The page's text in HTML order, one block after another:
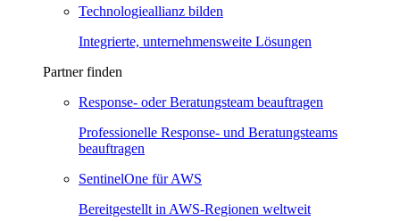
Technologieallianz bilden
Integrierte, unternehmensweite Lösungen
Partner finden
Response- oder Beratungsteam beauftragen
Professionelle Response- und Beratungsteams
beauftragen
SentinelOne für AWS
Bereitgestellt in AWS-Regionen weltweit